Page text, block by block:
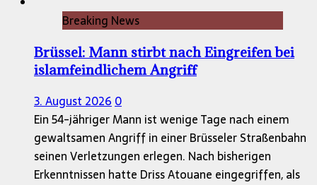
Breaking News
Brüssel: Mann stirbt nach Eingreifen bei
islamfeindlichem Angriff
3. August 2026 0
Ein 54-jähriger Mann ist wenige Tage nach einem
gewaltsamen Angriff in einer Brüsseler Straßenbahn
seinen Verletzungen erlegen. Nach bisherigen
Erkenntnissen hatte Driss Atouane eingegriffen, als